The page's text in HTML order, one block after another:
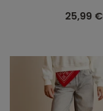
25,99 €